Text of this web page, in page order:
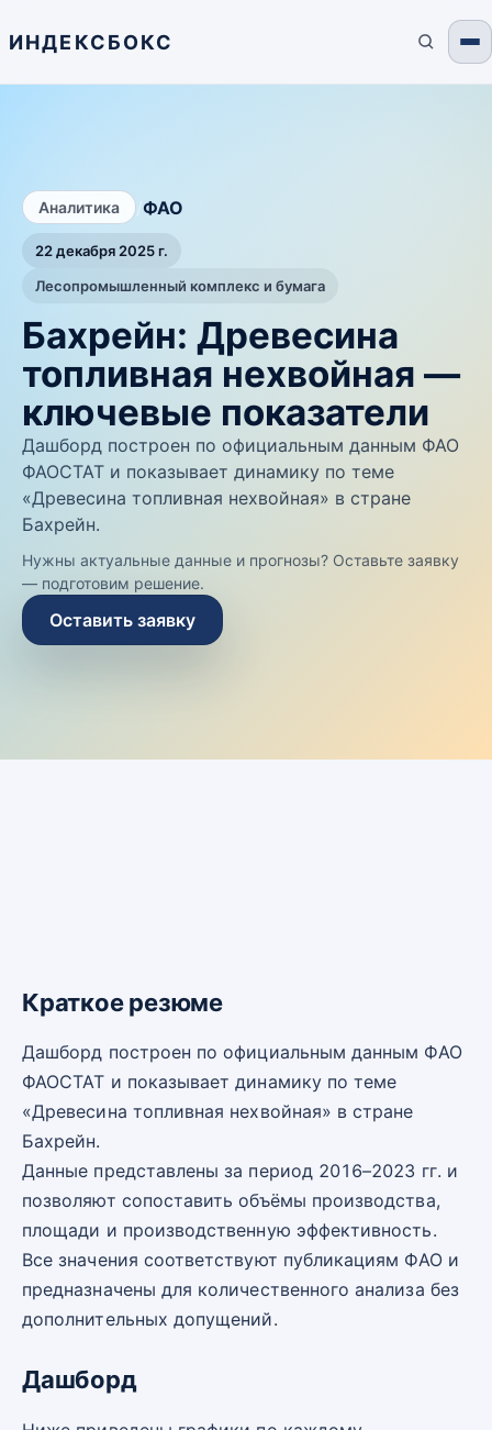
ИНДЕКСБОКС
Аналитика ФАО
22 декабря 2025 г.
Лесопромышленный комплекс и бумага
Бахрейн: Древесина
топливная нехвойная —
ключевые показатели
Дашборд построен по официальным данным ФАО
ФАОСТАТ и показывает динамику по теме
«Древесина топливная нехвойная» в стране
Бахрейн.
Нужны актуальные данные и прогнозы? Оставьте заявку
— подготовим решение.
Оставить заявку
Краткое резюме
Дашборд построен по официальным данным ФАО
ФАОСТАТ и показывает динамику по теме
«Древесина топливная нехвойная» в стране
Бахрейн.
Данные представлены за период 2016–2023 гг. и
позволяют сопоставить объёмы производства,
площади и производственную эффективность.
Все значения соответствуют публикациям ФАО и
предназначены для количественного анализа без
дополнительных допущений.
Дашборд